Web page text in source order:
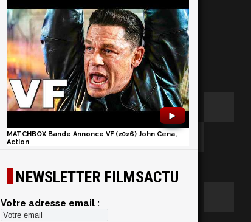
►
MATCHBOX Bande Annonce VF (2026) John Cena,
Action
NEWSLETTER FILMSACTU
Votre adresse email :